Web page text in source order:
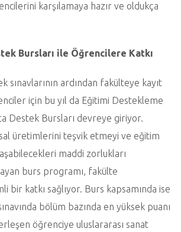
karşılamaya hazır ve oldukça
Bursları ile Öğrencilere Katkı
sınavlarının ardından fakülteye kayıt
için bu yıl da Eğitimi Destekleme
Destek Bursları devreye giriyor.
üretimlerini teşvik etmeyi ve eğitim
maddi zorlukları
burs programı, fakülte
bir katkı sağlıyor. Burs kapsamında ise
bölüm bazında en yüksek puanı
öğrenciye uluslararası sanat